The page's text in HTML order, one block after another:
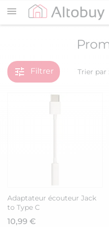
tune Filtrer Trier par :
Adaptateur écouteur Jack
to Type C
10,99 €